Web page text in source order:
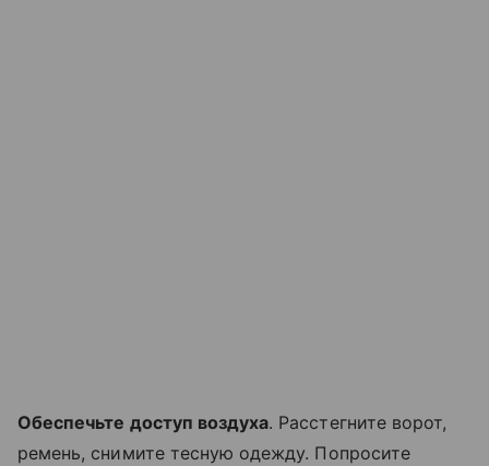
Обеспечьте доступ воздуха. Расстегните ворот,
ремень, снимите тесную одежду. Попросите